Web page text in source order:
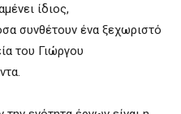
ίδιος,
συνθέτουν ένα ξεχωριστό
του Γιώργου